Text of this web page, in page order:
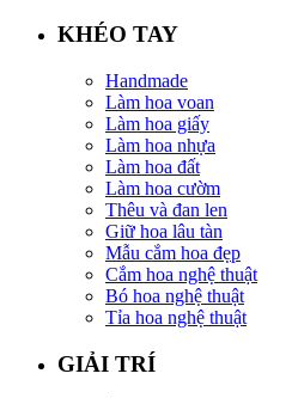
KHÉO TAY
Handmade
Làm hoa voan
Làm hoa giấy
Làm hoa nhựa
Làm hoa đất
Làm hoa cườm
Thêu và đan len
Giữ hoa lâu tàn
Mẫu cắm hoa đẹp
Cắm hoa nghệ thuật
Bó hoa nghệ thuật
Tỉa hoa nghệ thuật
GIẢI TRÍ